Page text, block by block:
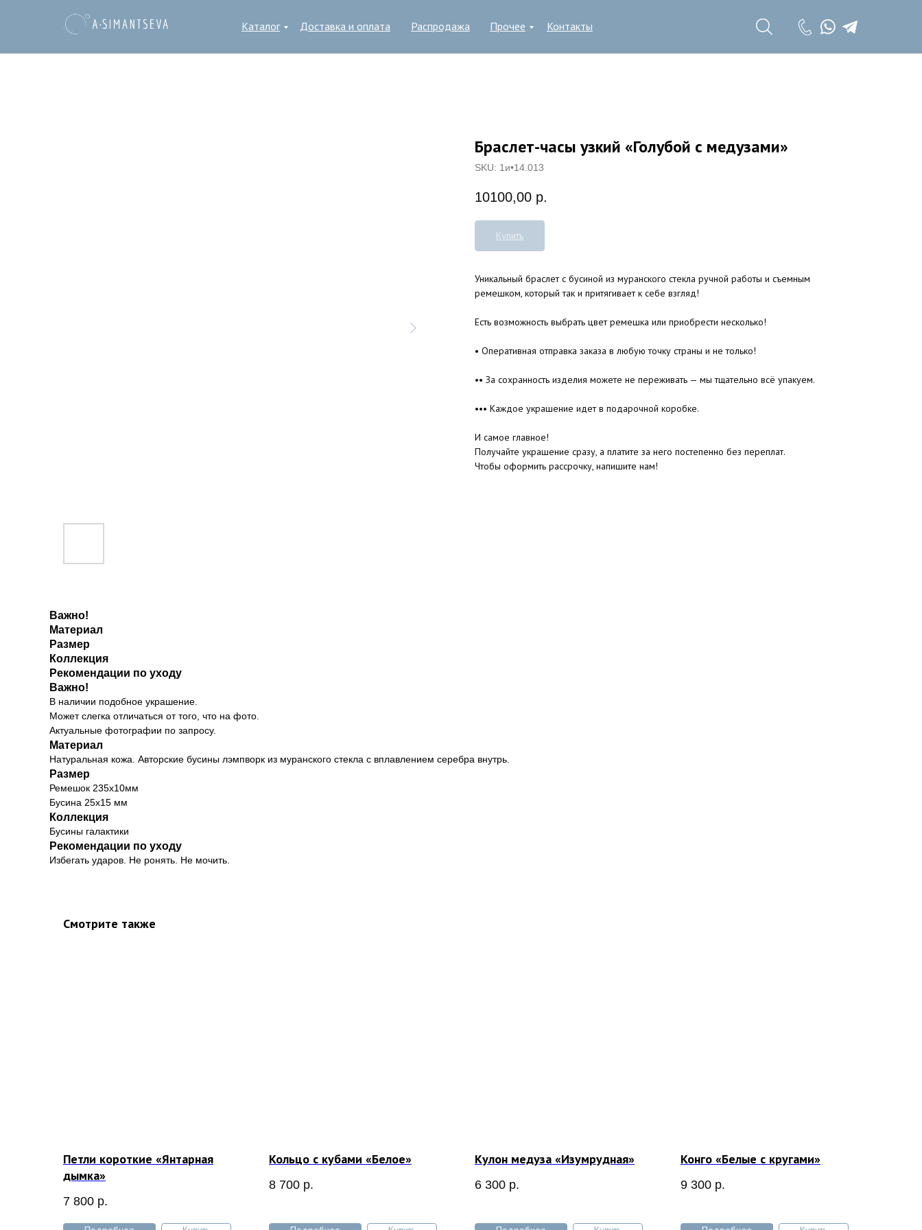
Каталог Контакты
Доставка и оплата Прочее
Распродажа
Браслет-часы узкий «Голубой с медузами»
SKU: 1и•14.013
10100,00 р.
Купить
Уникальный браслет с бусиной из муранского стекла ручной работы и съемным
ремешком, который так и притягивает к себе взгляд!
Есть возможность выбрать цвет ремешка или приобрести несколько!
• Оперативная отправка заказа в любую точку страны и не только!
•• За сохранность изделия можете не переживать — мы тщательно всё упакуем.
••• Каждое украшение идет в подарочной коробке.
И самое главное!
Получайте украшение сразу, а платите за него постепенно без переплат.
Чтобы оформить рассрочку, напишите нам!
Важно!
Материал
Размер
Коллекция
Рекомендации по уходу
Важно!
В наличии подобное украшение.
Может слегка отличаться от того, что на фото.
Актуальные фотографии по запросу.
Материал
Натуральная кожа. Авторские бусины лэмпворк из муранского стекла с вплавлением серебра внутрь.
Размер
Ремешок 235х10мм
Бусина 25х15 мм
Коллекция
Бусины галактики
Рекомендации по уходу
Избегать ударов. Не ронять. Не мочить.
Смотрите также
Петли короткие «Янтарная
дымка»
7 800 р.
Кольцо с кубами «Белое»
8 700 р.
Кулон медуза «Изумрудная»
6 300 р.
Конго «Белые с кругами»
9 300 р.